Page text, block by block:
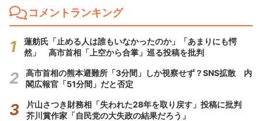
コメントランキング
蓮舫氏「止める人は誰もいなかったのか」「あまりにも愕
然」 高市首相「上空から合掌」巡る投稿を批判
高市首相の熊本避難所「3分間」しか視察せず？SNS拡散 内
閣広報官「51分間」だと否定
片山さつき財務相「失われた28年を取り戻す」投稿に批判
芥川賞作家「自民党の大失政の結果だろう」